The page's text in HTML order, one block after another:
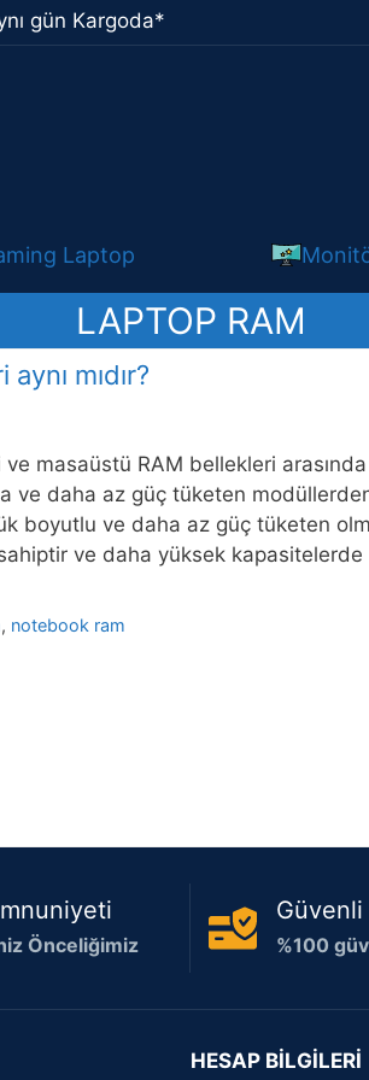
gün Kargoda*
Laptop
LAPTOP RAM
mıdır?
masaüstü RAM bellekleri
ve daha az güç tüketen
boyutlu ve daha az güç tüketen
ve daha yüksek
, notebook ram
Önceliğimiz
Güvenli
%100
HESAP BİLGİLERİ